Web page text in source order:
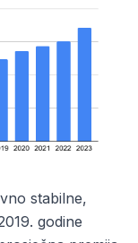
stabilne,
godine